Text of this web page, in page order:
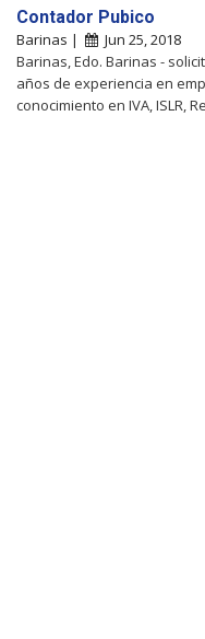
Contador Pubico
Barinas |
Jun 25, 2018
Barinas, Edo. Barinas -
años de experiencia en
conocimiento en IVA, ISLR,